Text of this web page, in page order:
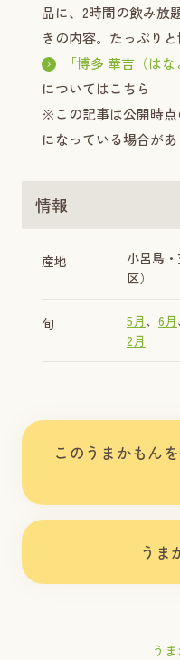
う
品に、2時間の飲み放
きの内容。たっぷり
「博多 華吉（はな
についてはこちら
※この記事は公開時
になっている場合があ
情報
産地
小呂島
区）
旬 5月 6月
2月
このうまかもん
うま